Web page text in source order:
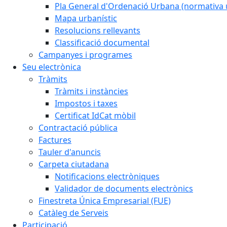
Pla General d'Ordenació Urbana (normativa
Mapa urbanístic
Resolucions rellevants
Classificació documental
Campanyes i programes
Seu electrònica
Tràmits
Tràmits i instàncies
Impostos i taxes
Certificat IdCat mòbil
Contractació pública
Factures
Tauler d'anuncis
Carpeta ciutadana
Notificacions electròniques
Validador de documents electrònics
Finestreta Única Empresarial (FUE)
Catàleg de Serveis